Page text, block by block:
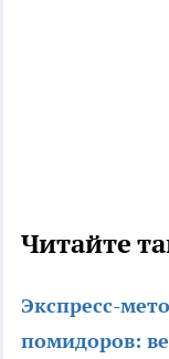
Читайте
Экспресс-
помидоров: